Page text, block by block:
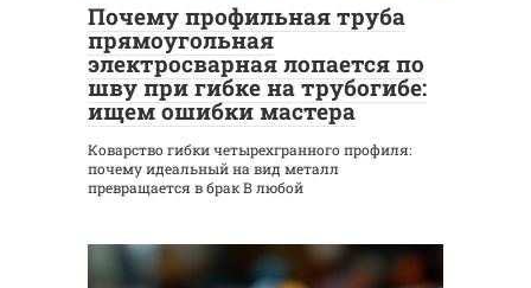
Почему профильная труба
прямоугольная
электросварная лопается по
шву при гибке на трубогибе:
ищем ошибки мастера
Коварство гибки четырехгранного профиля:
почему идеальный на вид металл
превращается в брак В любой